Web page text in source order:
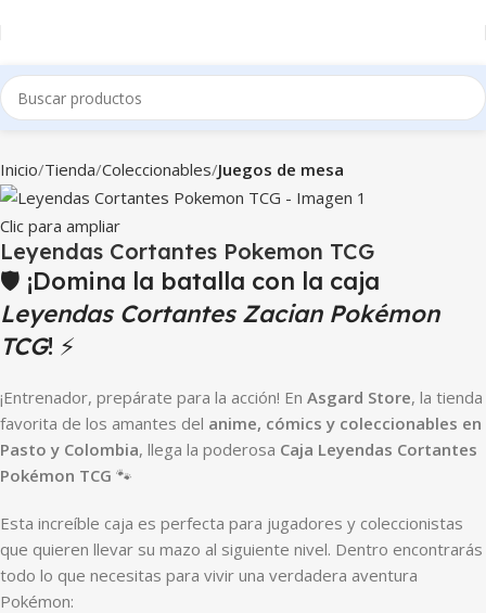
Inicio Tienda Coleccionables Juegos de mesa
Clic para ampliar
Leyendas Cortantes Pokemon TCG
🛡️ ¡Domina la batalla con la caja
Leyendas Cortantes Zacian Pokémon
TCG! ⚡
¡Entrenador, prepárate para la acción! En Asgard Store, la tienda
favorita de los amantes del anime, cómics y coleccionables en
Pasto y Colombia, llega la poderosa Caja Leyendas Cortantes
Pokémon TCG 🐾
Esta increíble caja es perfecta para jugadores y coleccionistas
que quieren llevar su mazo al siguiente nivel. Dentro encontrarás
todo lo que necesitas para vivir una verdadera aventura
Pokémon: